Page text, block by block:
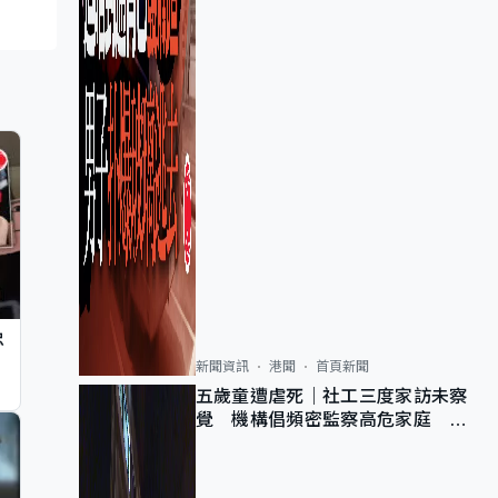
新聞資訊 港聞 首頁新聞
五歲童遭虐死｜社工三度家訪未察
覺 機構倡頻密監察高危家庭 管